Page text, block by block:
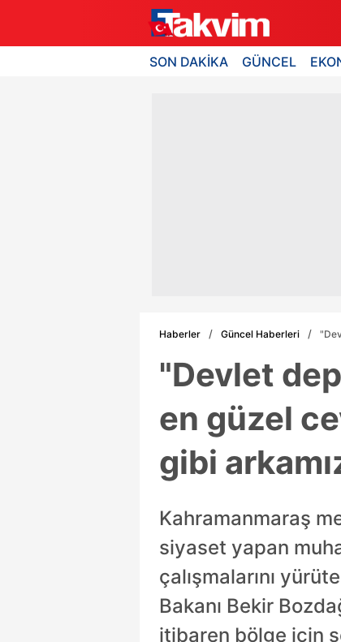
SON DAKİKA GÜNCEL
Haberler Güncel Haberleri
"Devlet
en güzel
gibi
Kahramanmaraş
siyaset yapan
çalışmalarını
Bakanı Bekir
itibaren bölge için